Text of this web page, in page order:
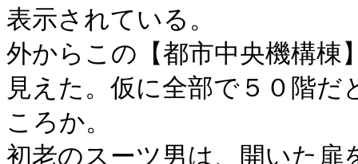
表示されている。
外からこの【都市中央機構棟
見えた。仮に全部で５０階
ころか。
初老のスーツ男は、開いた扉